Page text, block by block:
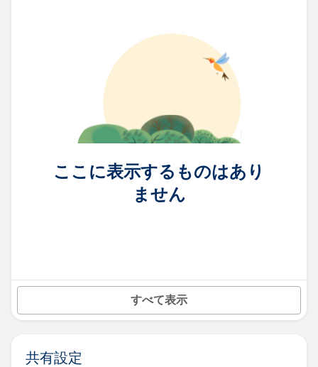
ここに表示するものはあり
ません
すべて表示
共有設定